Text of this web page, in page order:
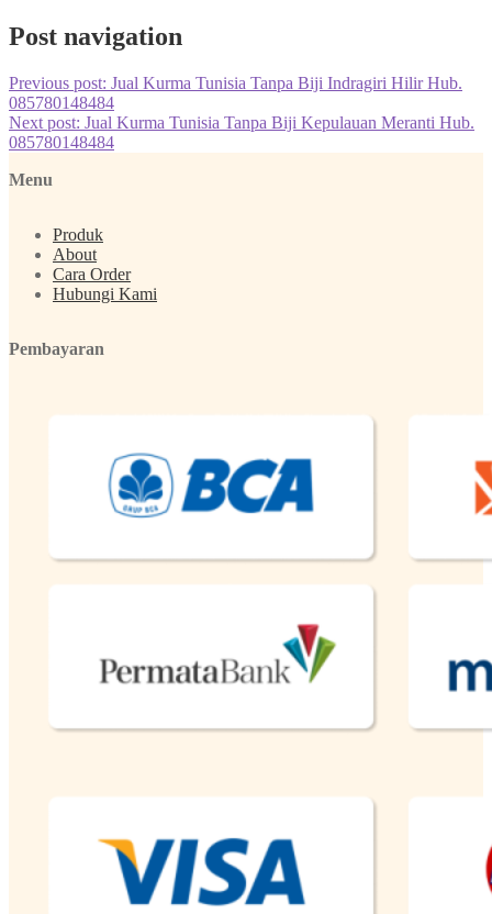
Post navigation
Previous post: Jual Kurma Tunisia Tanpa Biji Indragiri Hilir Hub.
085780148484
Next post: Jual Kurma Tunisia Tanpa Biji Kepulauan Meranti Hub.
085780148484
Menu
Produk
About
Cara Order
Hubungi Kami
Pembayaran